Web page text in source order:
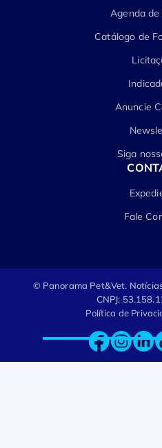
Agenda de
Catálogo de
Anuncie
Siga
Fale
© Panorama Pet&Vet.
CNPJ:
Política de